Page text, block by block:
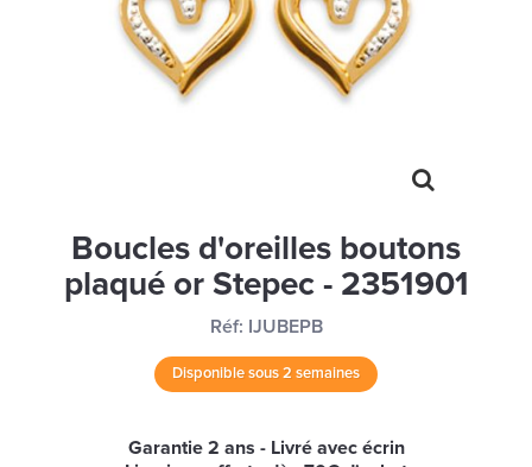
BONNES AFFAIRES
CARTES CADEAUX
Boucles d'oreilles boutons
plaqué or Stepec - 2351901
Réf: IJUBEPB
Disponible sous 2 semaines
Garantie 2 ans - Livré avec écrin